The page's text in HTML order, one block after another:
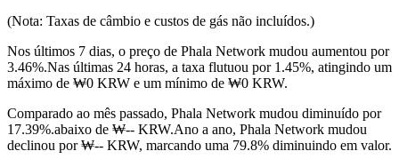
Futuros usando USDC como garantia
(Nota: Taxas de câmbio e custos de gás não incluídos.)
Nos últimos 7 dias, o preço de Phala Network mudou aumentou por
3.46%.Nas últimas 24 horas, a taxa flutuou por 1.45%, atingindo um
máximo de ₩0 KRW e um mínimo de ₩0 KRW.
Comparado ao mês passado, Phala Network mudou diminuído por
17.39%.abaixo de ₩-- KRW.Ano a ano, Phala Network mudou
declinou por ₩-- KRW, marcando uma 79.8% diminuindo em valor.